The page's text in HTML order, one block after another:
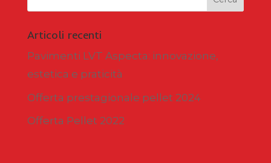
Articoli recenti
Pavimenti LVT Aspecta: innovazione,
estetica e praticità
Offerta prestagionale pellet 2024
Offerta Pellet 2022